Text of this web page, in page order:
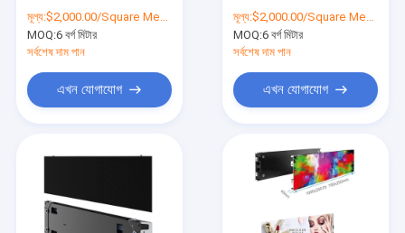
ওয়াল
মূল্য:$2,000.00/Square Meters 6-49 Square Meters
MOQ:6 বর্গ মিটার
সর্বশেষ দাম পান
এখন যোগাযোগ
মূল্য:$2,000.00/Square Meters 6-49 Square Meters
MOQ:6 বর্গ মিটার
সর্বশেষ দাম পান
এখন যোগাযোগ